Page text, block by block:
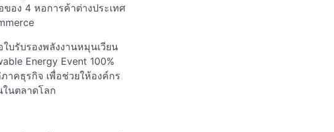
อง 4 หอการค้าต่างประเทศ
บรับรองพลังงานหมุนเวียน
Energy Event 100%
าคธุรกิจ เพื่อช่วยให้องค์กร
ในตลาดโลก